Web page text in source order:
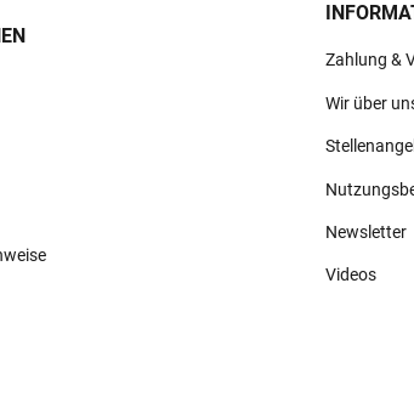
Zahlung &
Wir über
Newsletter
Videos